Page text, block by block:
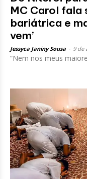
MC Carol
bariátrica e
vem’
Jessyca Janiny Sousa 9 de
“Nem nos meus